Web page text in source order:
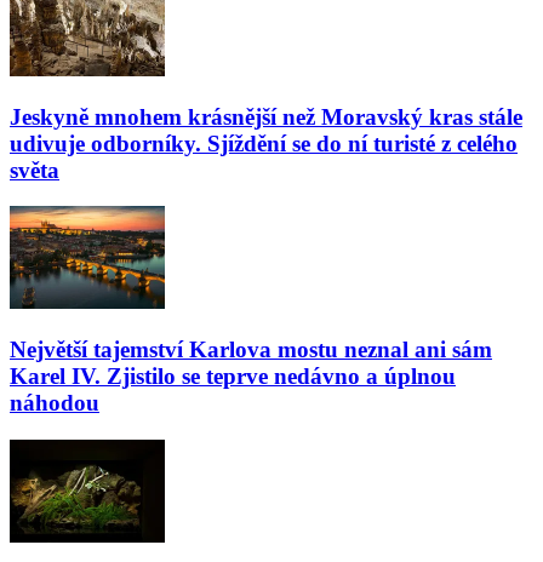
Jeskyně mnohem krásnější než Moravský kras stále
udivuje odborníky. Sjíždění se do ní turisté z celého
světa
Největší tajemství Karlova mostu neznal ani sám
Karel IV. Zjistilo se teprve nedávno a úplnou
náhodou